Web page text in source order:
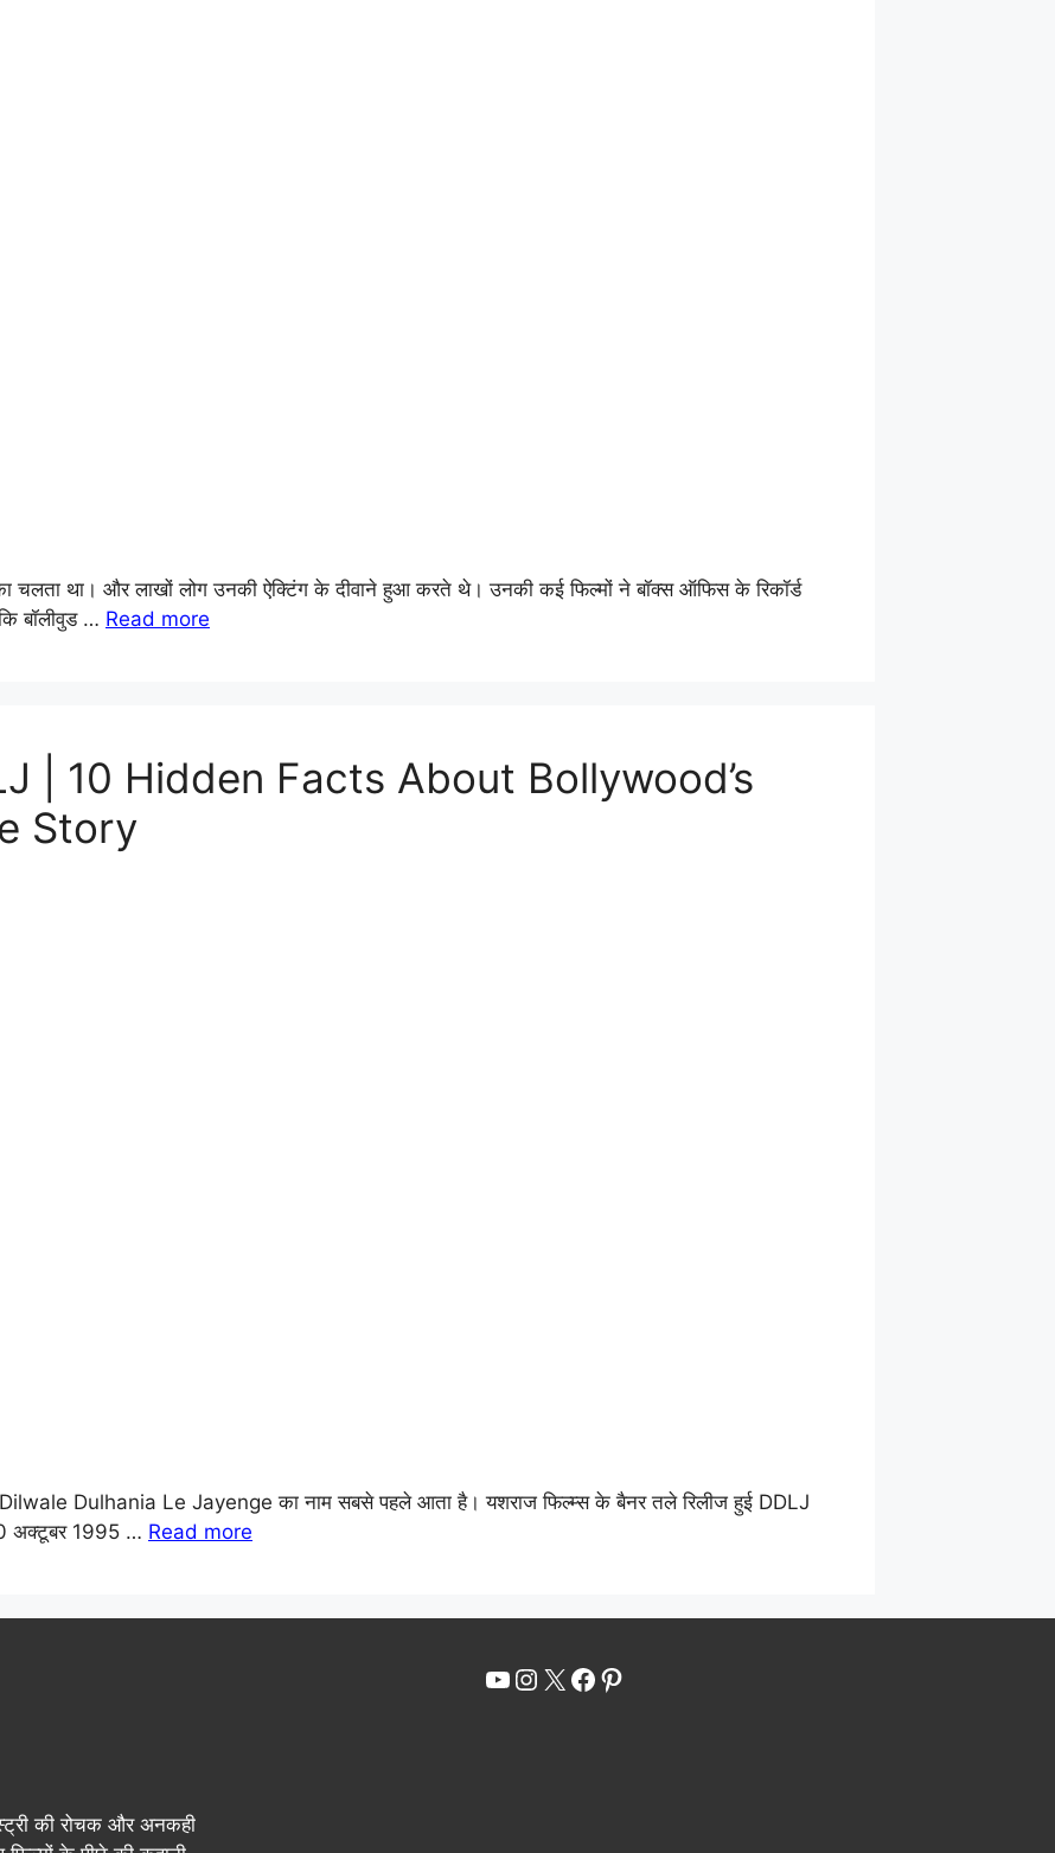
चलता था। और लाखों लोग उनकी ऐक्टिंग के दीवाने हुआ करते थे। उनकी कई फिल्मों ने बॉक्स ऑफिस के रिकॉर्ड
बॉलीवुड … Read more
| 10 Hidden Facts About Bollywood’s
Story
Dilwale Dulhania Le Jayenge का नाम सबसे पहले आता है। यशराज फिल्म्स के बैनर तले रिलीज हुई DDLJ
अक्टूबर 1995 … Read more
की रोचक और अनकही
YouTube
Instagram
X Facebook
Pinterest